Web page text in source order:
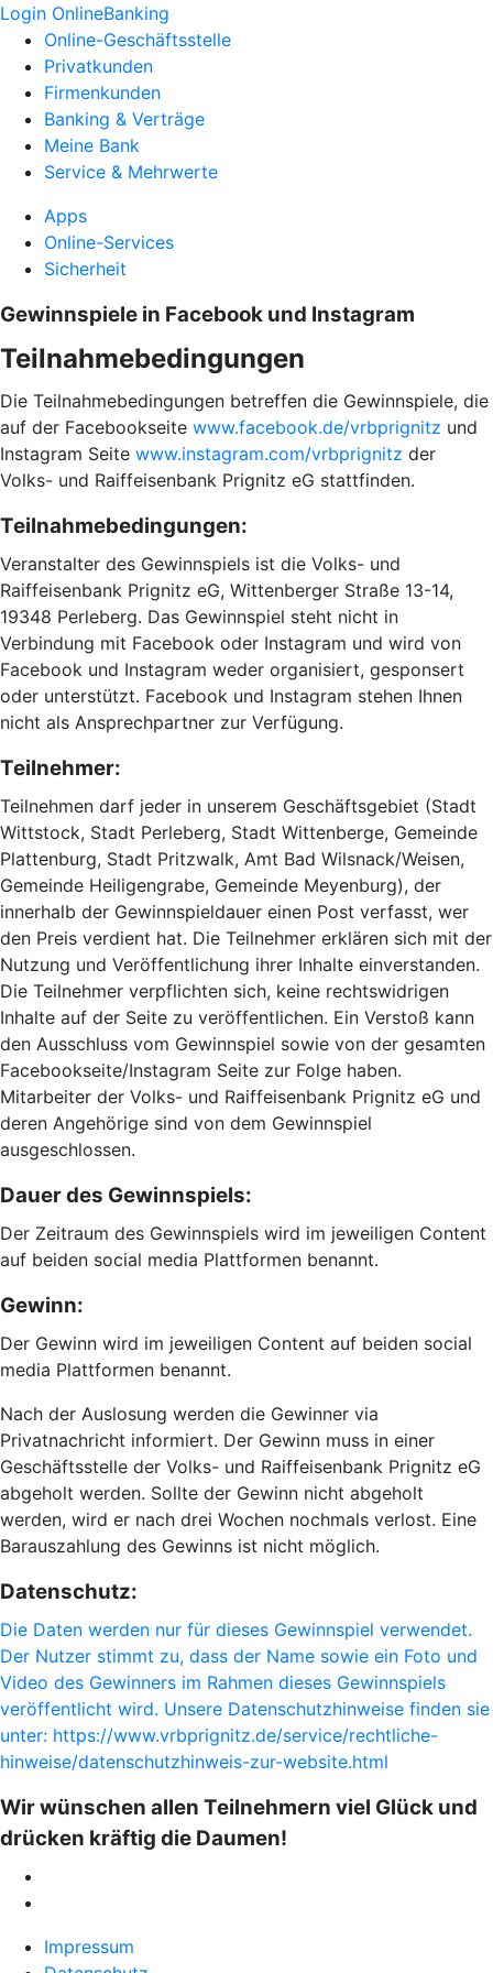
Login OnlineBanking
Online-Geschäftsstelle
Privatkunden
Firmenkunden
Banking & Verträge
Meine Bank
Service & Mehrwerte
Apps
Online-Services
Sicherheit
Gewinnspiele in Facebook und Instagram
Teilnahmebedingungen
Die Teilnahmebedingungen betreffen die Gewinnspiele, die
auf der Facebookseite www.facebook.de/vrbprignitz und
Instagram Seite www.instagram.com/vrbprignitz der
Volks- und Raiffeisenbank Prignitz eG stattfinden.
Teilnahmebedingungen:
Veranstalter des Gewinnspiels ist die Volks- und
Raiffeisenbank Prignitz eG, Wittenberger Straße 13-14,
19348 Perleberg. Das Gewinnspiel steht nicht in
Verbindung mit Facebook oder Instagram und wird von
Facebook und Instagram weder organisiert, gesponsert
oder unterstützt. Facebook und Instagram stehen Ihnen
nicht als Ansprechpartner zur Verfügung.
Teilnehmer:
Teilnehmen darf jeder in unserem Geschäftsgebiet (Stadt
Wittstock, Stadt Perleberg, Stadt Wittenberge, Gemeinde
Plattenburg, Stadt Pritzwalk, Amt Bad Wilsnack/Weisen,
Gemeinde Heiligengrabe, Gemeinde Meyenburg), der
innerhalb der Gewinnspieldauer einen Post verfasst, wer
den Preis verdient hat. Die Teilnehmer erklären sich mit der
Nutzung und Veröffentlichung ihrer Inhalte einverstanden.
Die Teilnehmer verpflichten sich, keine rechtswidrigen
Inhalte auf der Seite zu veröffentlichen. Ein Verstoß kann
den Ausschluss vom Gewinnspiel sowie von der gesamten
Facebookseite/Instagram Seite zur Folge haben.
Mitarbeiter der Volks- und Raiffeisenbank Prignitz eG und
deren Angehörige sind von dem Gewinnspiel
ausgeschlossen.
Dauer des Gewinnspiels:
Der Zeitraum des Gewinnspiels wird im jeweiligen Content
auf beiden social media Plattformen benannt.
Gewinn:
Der Gewinn wird im jeweiligen Content auf beiden social
media Plattformen benannt.
Nach der Auslosung werden die Gewinner via
Privatnachricht informiert. Der Gewinn muss in einer
Geschäftsstelle der Volks- und Raiffeisenbank Prignitz eG
abgeholt werden. Sollte der Gewinn nicht abgeholt
werden, wird er nach drei Wochen nochmals verlost. Eine
Barauszahlung des Gewinns ist nicht möglich.
Datenschutz:
Die Daten werden nur für dieses Gewinnspiel verwendet.
Der Nutzer stimmt zu, dass der Name sowie ein Foto und
Video des Gewinners im Rahmen dieses Gewinnspiels
veröffentlicht wird. Unsere Datenschutzhinweise finden sie
unter: https://www.vrbprignitz.de/service/rechtliche-
hinweise/datenschutzhinweis-zur-website.html
Wir wünschen allen Teilnehmern viel Glück und
drücken kräftig die Daumen!
Impressum